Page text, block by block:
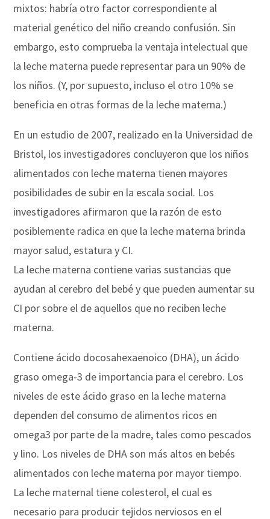
mixtos: habría otro factor correspondiente al
material genético del niño creando confusión. Sin
embargo, esto comprueba la ventaja intelectual que
la leche materna puede representar para un 90% de
los niños. (Y, por supuesto, incluso el otro 10% se
beneficia en otras formas de la leche materna.)
En un estudio de 2007, realizado en la Universidad de
Bristol, los investigadores concluyeron que los niños
alimentados con leche materna tienen mayores
posibilidades de subir en la escala social. Los
investigadores afirmaron que la razón de esto
posiblemente radica en que la leche materna brinda
mayor salud, estatura y CI.
La leche materna contiene varias sustancias que
ayudan al cerebro del bebé y que pueden aumentar su
CI por sobre el de aquellos que no reciben leche
materna.
Contiene ácido docosahexaenoico (DHA), un ácido
graso omega-3 de importancia para el cerebro. Los
niveles de este ácido graso en la leche materna
dependen del consumo de alimentos ricos en
omega3 por parte de la madre, tales como pescados
y lino. Los niveles de DHA son más altos en bebés
alimentados con leche materna por mayor tiempo.
La leche maternal tiene colesterol, el cual es
necesario para producir tejidos nerviosos en el